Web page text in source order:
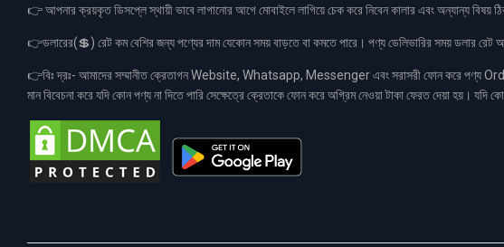
👉 আপনার ক্রয়কৃত ডিসপ্লে স্থায়ী ভাবে লাগানোর আগে মোবাইলে লাগিয়ে চেক করে নিবেন কালার এবং অন্যান্য
👉ডলারের(💲) রেট কম বেশির জন্য পণ্যের দাম যেকোন সময় বাড়তে বা কমতে পারে। পণ্য ডেলিভারির সময় ডলার রেট
👉বিঃ দ্রঃ- আমাদের সম্মানীত ক্রেতাগন Website, Whatsapp, Messenger এবং সরাসরী ফোন করে পণ্য
মান বিবেচনা করে যদি কোন পণ্য না দিতে পারি সেক্ষেত্রে ক্রেতাকে ফোন করে অগ্রিম নেওয়া টাকা ফেরত দেয়া হয়।